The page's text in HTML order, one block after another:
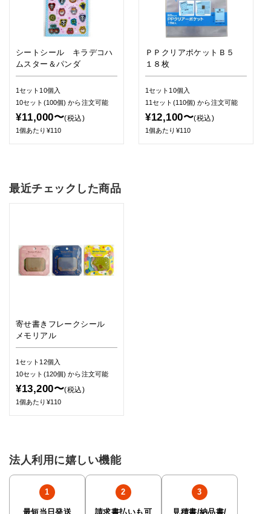
シートシール キラデコハ
ムスター＆パンダ
1セット10個入
10セット(100個)から注文可能
¥11,000〜(税込)
1個あたり¥110
ＰＰクリアポケットＢ５
１８枚
1セット10個入
11セット(110個)から注文可能
¥12,100〜(税込)
1個あたり¥110
最近チェックした商品
寄せ書きフレークシール
メモリアル
1セット12個入
10セット(120個)から注文可能
¥13,200〜(税込)
1個あたり¥110
法人利用に嬉しい機能
最短当日発送 請求書払いも可 見積書/納品書/